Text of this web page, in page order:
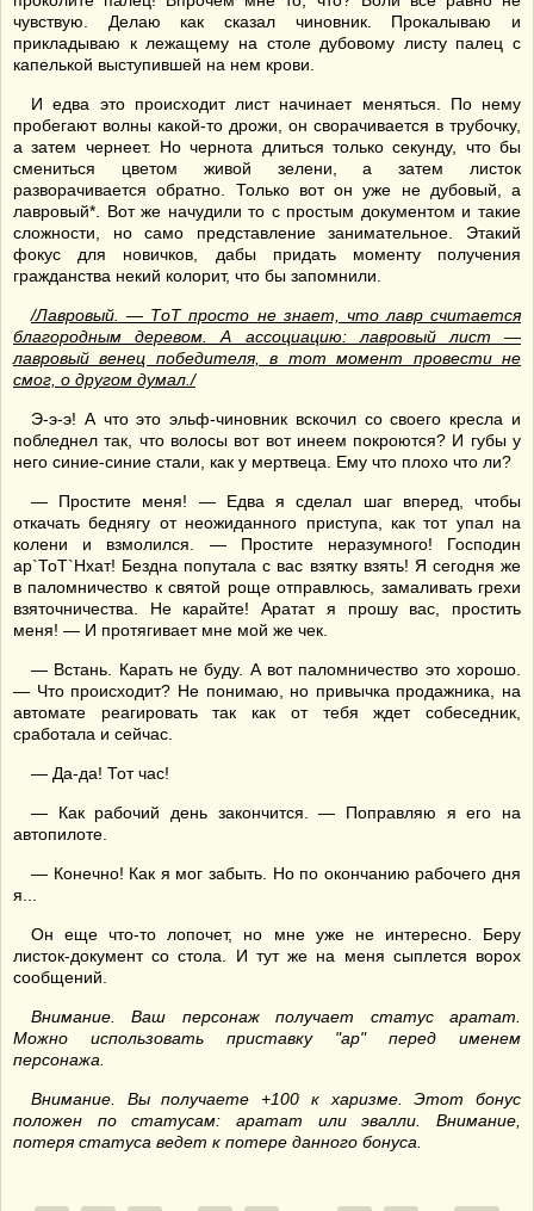
чувствую. Делаю как сказал чиновник. Прокалываю и
прикладываю к лежащему на столе дубовому листу палец с
капелькой выступившей на нем крови.
И едва это происходит лист начинает меняться. По нему
пробегают волны какой-то дрожи, он сворачивается в трубочку,
а затем чернеет. Но чернота длиться только секунду, что бы
смениться цветом живой зелени, а затем листок
разворачивается обратно. Только вот он уже не дубовый, а
лавровый*. Вот же начудили то с простым документом и такие
сложности, но само представление занимательное. Этакий
фокус для новичков, дабы придать моменту получения
гражданства некий колорит, что бы запомнили.
/Лавровый. — ТоТ просто не знает, что лавр считается
благородным деревом. А ассоциацию: лавровый лист —
лавровый венец победителя, в тот момент провести не
смог, о другом думал./
Э-э-э! А что это эльф-чиновник вскочил со своего кресла и
побледнел так, что волосы вот вот инеем покроются? И губы у
него синие-синие стали, как у мертвеца. Ему что плохо что ли?
— Простите меня! — Едва я сделал шаг вперед, чтобы
откачать беднягу от неожиданного приступа, как тот упал на
колени и взмолился. — Простите неразумного! Господин
ар`ТоТ`Нхат! Бездна попутала с вас взятку взять! Я сегодня же
в паломничество к святой роще отправлюсь, замаливать грехи
взяточничества. Не карайте! Аратат я прошу вас, простить
меня! — И протягивает мне мой же чек.
— Встань. Карать не буду. А вот паломничество это хорошо.
— Что происходит? Не понимаю, но привычка продажника, на
автомате реагировать так как от тебя ждет собеседник,
сработала и сейчас.
— Да-да! Тот час!
— Как рабочий день закончится. — Поправляю я его на
автопилоте.
— Конечно! Как я мог забыть. Но по окончанию рабочего дня
я...
Он еще что-то лопочет, но мне уже не интересно. Беру
листок-документ со стола. И тут же на меня сыплется ворох
сообщений.
Внимание. Ваш персонаж получает статус аратат.
Можно использовать приставку "ар" перед именем
персонажа.
Внимание. Вы получаете +100 к харизме. Этот бонус
положен по статусам: аратат или эвалли. Внимание,
потеря статуса ведет к потере данного бонуса.